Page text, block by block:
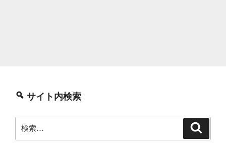
サイト内検索
索: